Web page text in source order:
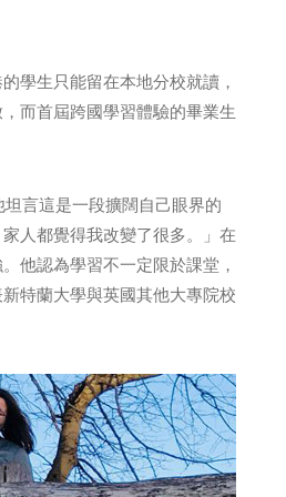
學生只能留在本地分校就讀，
而首屆跨國學習體驗的畢業生
言這是一段擴闊自己眼界的
人都覺得我改變了很多。」在
他認為學習不一定限於課堂，
特蘭大學與英國其他大專院校